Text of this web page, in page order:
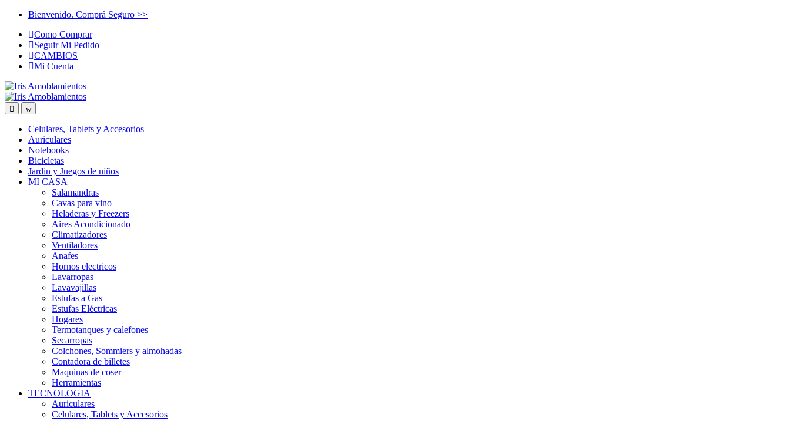
Skip
navigation
Skip
content
Bienvenido. Comprá Seguro >>
Como Comprar
Seguir Mi Pedido
CAMBIOS
Mi Cuenta
Celulares, Tablets y Accesorios
Auriculares
Notebooks
Bicicletas
Jardin y Juegos de niños
MI CASA
Salamandras
Cavas para vino
Heladeras y Freezers
Aires Acondicionado
Climatizadores
Ventiladores
Anafes
Hornos electricos
Lavarropas
Lavavajillas
Estufas a Gas
Estufas Eléctricas
Hogares
Termotanques y calefones
Secarropas
Colchones, Sommiers y almohadas
Contadora de billetes
Maquinas de coser
Herramientas
TECNOLOGIA
Auriculares
Celulares, Tablets y Accesorios